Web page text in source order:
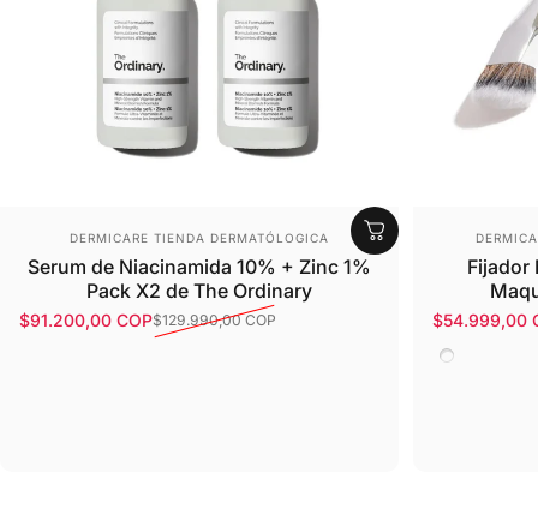
Proveedor:
DERMICARE TIENDA DERMATÓLOGICA
Serum de Niacinamida 10% + Zinc 1%
Pack X2 de The Ordinary
Precio de oferta
$91.200,00 COP
Precio habitual$129.990,00 COP
Fijador
Precio de
$54.999,00
Precio
B58-